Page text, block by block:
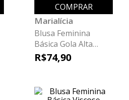
COMPRAR
Marialícia
Blusa Feminina
Básica Gola Alta
Marialícia Rosa
R$74,90